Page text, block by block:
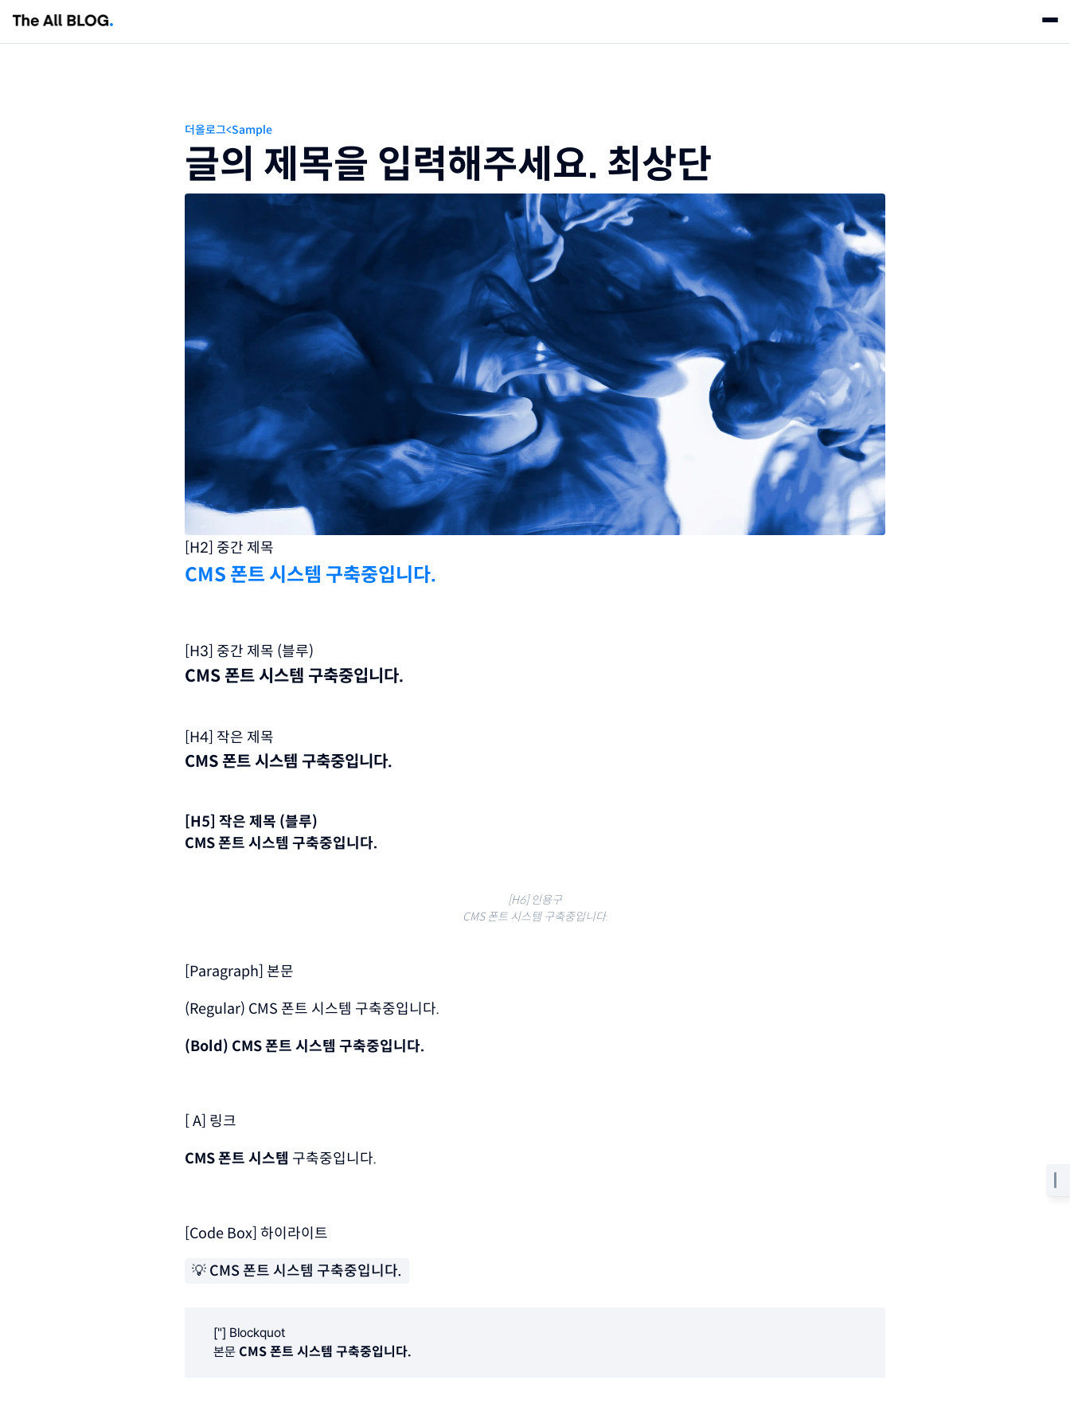
더올로그<Sample
글의 제목을 입력해주세요. 최상단
[H2] 중간 제목
CMS 폰트 시스템 구축중입니다.
[H3] 중간 제목 (블루)
CMS 폰트 시스템 구축중입니다.
[H4] 작은 제목
CMS 폰트 시스템 구축중입니다.
[H5] 작은 제목 (블루)
CMS 폰트 시스템 구축중입니다.
[H6] 인용구
CMS 폰트 시스템 구축중입니다.
[Paragraph] 본문
(Regular) CMS 폰트 시스템 구축중입니다.
(Bold) CMS 폰트 시스템 구축중입니다.
[A] 링크
CMS 폰트 시스템 구축중입니다.
[Code Box] 하이라이트
💡 CMS 폰트 시스템 구축중입니다.
["] Blockquot
본문 CMS 폰트 시스템 구축중입니다.